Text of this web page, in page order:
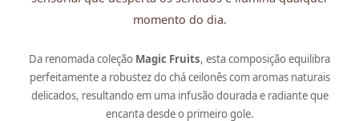
momento do dia.
Da renomada coleção Magic Fruits, esta composição equilibra
perfeitamente a robustez do chá ceilonês com aromas naturais
delicados, resultando em uma infusão dourada e radiante que
encanta desde o primeiro gole.